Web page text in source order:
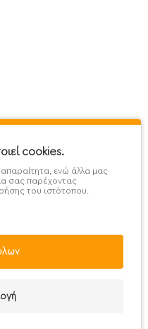
cookies.
ενώ άλλα μας
σας παρέχοντας
του ιστότοπου.